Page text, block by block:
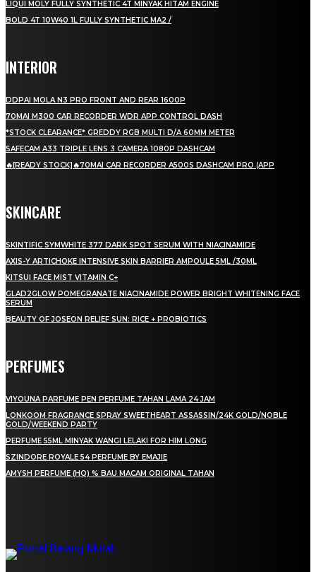
LIQUI MOLY FULLY SYNTHETIC 4T MINYAK HITAM ENGINE
BOLD 4T 10W40 1L FULLY SYNTHETIC MA2 /
INTERIOR
DDPAI MOLA N3 PRO FRONT AND REAR 1600P
70MAI M300 CAR RECORDER WDR APP CONTROL DASH
*STOCK CLEARANCE* GREDDY RGB MULTI D/A 60MM METER
SAFECAM A33 TRIPLE LENS 3 CAMERA 1080P DASHCAM
🔥[READY STOCK]🔥70MAI CAR RECORDER A500S DASHCAM PRO (APP
SKINCARE
SKINTIFIC SYMWHITE 377 DARK SPOT SERUM WITH NIACINAMIDE
AXIS-Y ARTICHOKE INTENSIVE SKIN BARRIER AMPOULE 5ML /30ML
KITSUI FACE MIST VITAMIN C+
GLAD2GLOW POMEGRANATE NIACINAMIDE POWER BRIGHT WHITENING FACE
SERUM
BEAUTY OF JOSEON RELIEF SUN: RICE + PROBIOTICS
PERFUMES
VIYOUNA PARFUME PEN PERFUME TAHAN LAMA 24 JAM
LONKOOM FRAGRANCE SPRAY SWEETHEART ASSASSIN/24K GOLD/NOBLE
GOLD/WEEKEND PARTY
PERFUME 55ML MINYAK WANGI LELAKI FOR HIM LONG
SZINDORE ROYALE 54 PERFUME BY EMAJIE
AMYSH PERFUME (HQ) % BAU MACAM ORIGINAL TAHAN